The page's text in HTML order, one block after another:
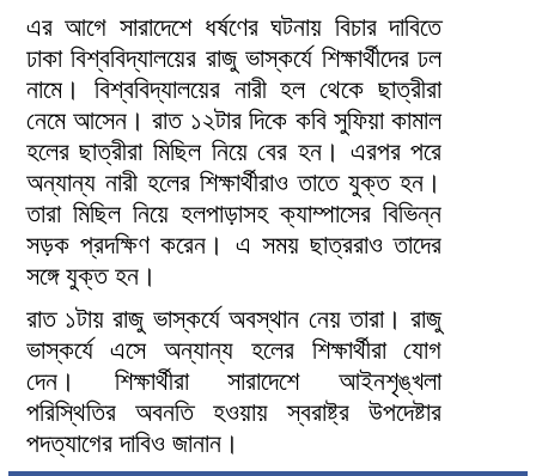
এর আগে সারাদেশে ধর্ষণের ঘটনায় বিচার দাবিতে
ঢাকা বিশ্ববিদ্যালয়ের রাজু ভাস্কর্যে শিক্ষার্থীদের ঢল
নামে। বিশ্ববিদ্যালয়ের নারী হল থেকে ছাত্রীরা
নেমে আসেন। রাত ১২টার দিকে কবি সুফিয়া কামাল
হলের ছাত্রীরা মিছিল নিয়ে বের হন। এরপর পরে
অন্যান্য নারী হলের শিক্ষার্থীরাও তাতে যুক্ত হন।
তারা মিছিল নিয়ে হলপাড়াসহ ক্যাম্পাসের বিভিন্ন
সড়ক প্রদক্ষিণ করেন। এ সময় ছাত্ররাও তাদের
সঙ্গে যুক্ত হন।
রাত ১টায় রাজু ভাস্কর্যে অবস্থান নেয় তারা। রাজু
ভাস্কর্যে এসে অন্যান্য হলের শিক্ষার্থীরা যোগ
দেন। শিক্ষার্থীরা সারাদেশে আইনশৃঙ্খলা
পরিস্থিতির অবনতি হওয়ায় স্বরাষ্ট্র উপদেষ্টার
পদত্যাগের দাবিও জানান।